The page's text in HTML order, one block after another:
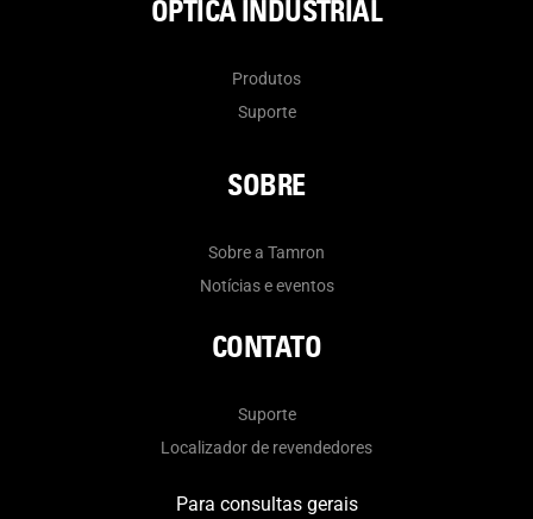
ÓPTICA INDUSTRIAL
Produtos
Suporte
SOBRE
Sobre a Tamron
Notícias e eventos
CONTATO
Suporte
Localizador de revendedores
Para consultas gerais